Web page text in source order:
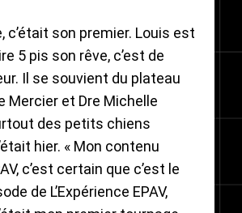
c’était son premier. Louis est
5 pis son rêve, c’est de
Il se souvient du plateau
Mercier et Dre Michelle
des petits chiens
hier. « Mon contenu
c’est certain que c’est le
de L’Expérience EPAV,